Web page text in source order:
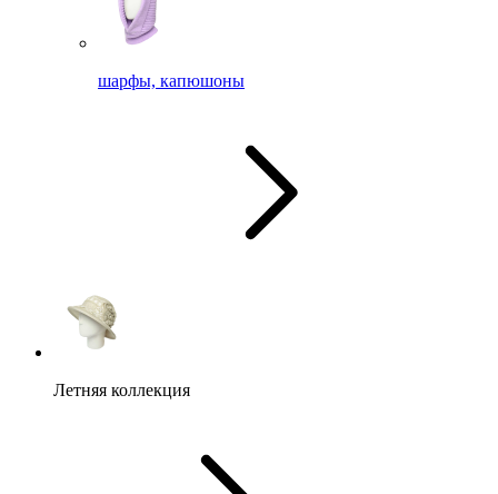
шарфы, капюшоны
Летняя коллекция